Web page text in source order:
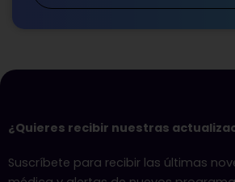
¿Quieres recibir nuestras
Suscríbete para recibir las últimas